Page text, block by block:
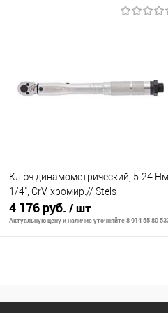
В избранное
В наличии
Ключ динамометрический, 5-24
1/4", CrV, хромир.// Stels
4 176 руб. / шт
Актуальную цену и наличие уточняйте 8 914 55 80